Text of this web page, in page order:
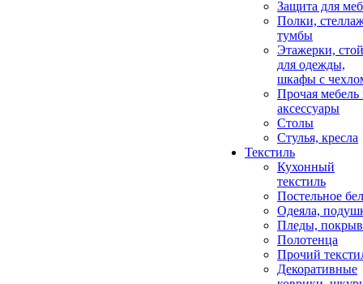
Защита для
Полки,
тумбы
Этажерки,
для одежды,
шкафы с
Прочая мебель
аксессуары
Столы
Стулья, кресла
Текстиль
Кухонный
текстиль
Постельное
Одеяла,
Пледы,
Полотенца
Прочий
Декоративные